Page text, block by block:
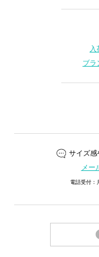
ブラ
サイズ感
メー
電話受付